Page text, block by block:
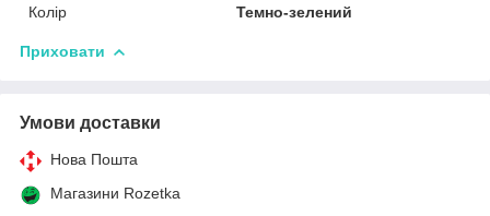
Колір
Темно-зелений
Приховати
Умови доставки
Нова Пошта
Магазини Rozetka